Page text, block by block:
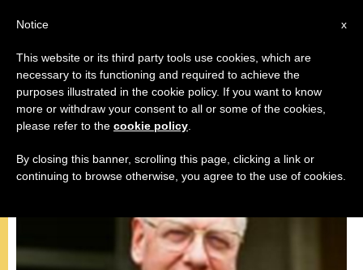
PAPA FRANCESCO
x
Notice
This website or its third party tools use cookies, which are
necessary to its functioning and required to achieve the
purposes illustrated in the cookie policy. If you want to know
more or withdraw your consent to all or some of the cookies,
please refer to the cookie policy
By closing this banner, scrolling this page, clicking a link or
continuing to browse otherwise, you agree to the use of cookies.